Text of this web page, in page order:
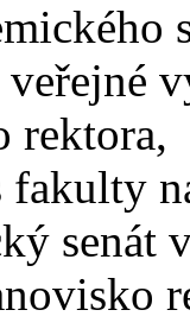
veřejné
rektora,
senát